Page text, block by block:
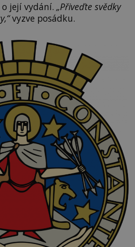
její vydání. „Přiveďte svědky
vyzve posádku.